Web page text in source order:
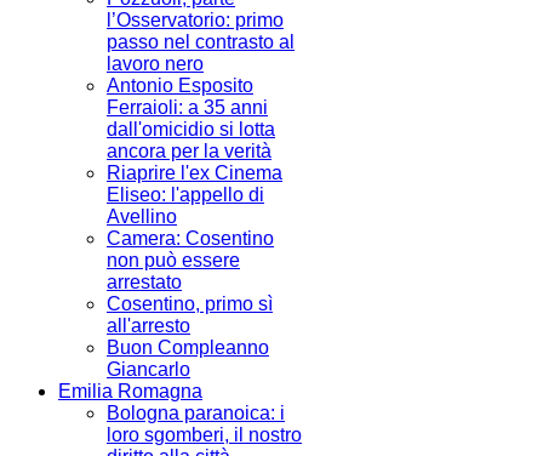
l’Osservatorio: primo
passo nel contrasto al
lavoro nero
Antonio Esposito
Ferraioli: a 35 anni
dall'omicidio si lotta
ancora per la verità
Riaprire l'ex Cinema
Eliseo: l'appello di
Avellino
Camera: Cosentino
non può essere
arrestato
Cosentino, primo sì
all'arresto
Buon Compleanno
Giancarlo
Emilia Romagna
Bologna paranoica: i
loro sgomberi, il nostro